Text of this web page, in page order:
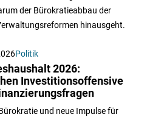
der Bürokratieabbau der
hinausgeht.
Politik
2026:
Investitionsoffensive
und neue Impulse für